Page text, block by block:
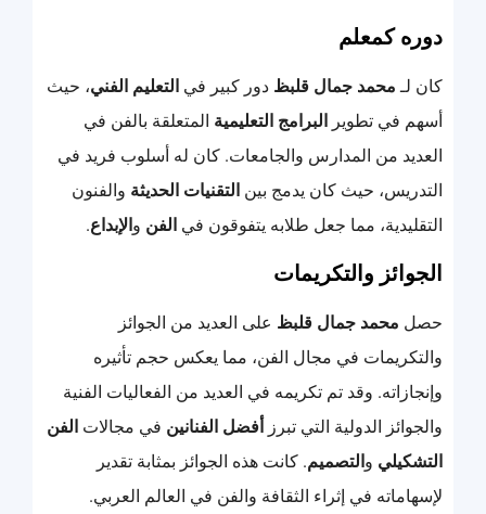
دوره كمعلم
كان لـ محمد جمال قلبظ دور كبير في التعليم الفني، حيث
أسهم في تطوير البرامج التعليمية المتعلقة بالفن في
العديد من المدارس والجامعات. كان له أسلوب فريد في
التدريس، حيث كان يدمج بين التقنيات الحديثة والفنون
التقليدية، مما جعل طلابه يتفوقون في الفن والإبداع.
الجوائز والتكريمات
حصل محمد جمال قلبظ على العديد من الجوائز
والتكريمات في مجال الفن، مما يعكس حجم تأثيره
وإنجازاته. وقد تم تكريمه في العديد من الفعاليات الفنية
والجوائز الدولية التي تبرز أفضل الفنانين في مجالات الفن
التشكيلي والتصميم. كانت هذه الجوائز بمثابة تقدير
لإسهاماته في إثراء الثقافة والفن في العالم العربي.